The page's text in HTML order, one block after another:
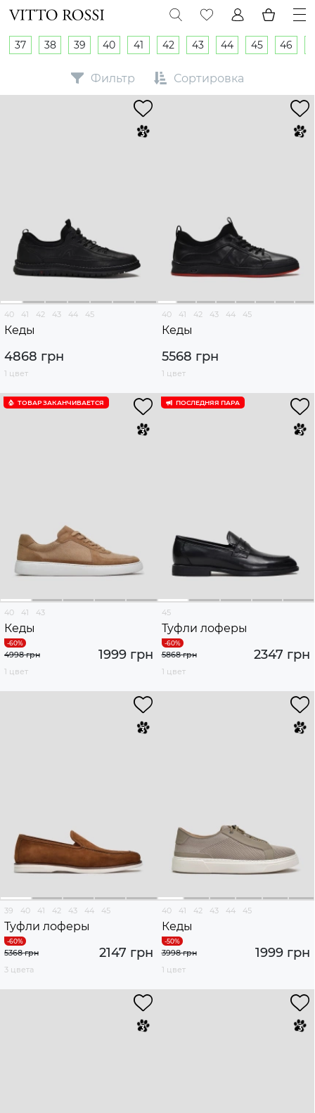
37 38 39 40 41 42 43 44 45 46
Фильтр Сортировка
40 41 42 43 44 45
Кеды
4868 грн
1 цвет
40 41 42 43 44 45
Кеды
5568 грн
1 цвет
ТОВАР ЗАКАНЧИВАЕТСЯ
40 41 43
Кеды
1999 грн
4998 грн
1 цвет
ПОСЛЕДНЯЯ ПАРА
45
Туфли лоферы
2347 грн
5868 грн
1 цвет
39 40 41 42 43 44 45
Туфли лоферы
2147 грн
5368 грн
3 цвета
40 41 42 43 44 45
Кеды
1999 грн
3998 грн
1 цвет